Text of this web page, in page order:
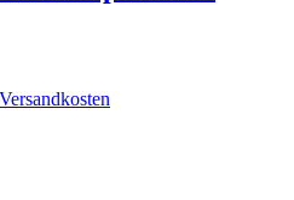
Versandkosten